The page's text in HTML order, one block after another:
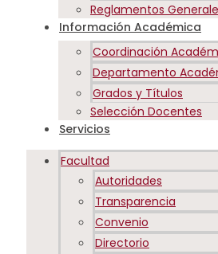
Reglamentos
Información Académica
Coordinación
Departamento
Grados y Títulos
Selección Docentes
Servicios
Facultad
Autoridades
Transparencia
Convenio
Directorio